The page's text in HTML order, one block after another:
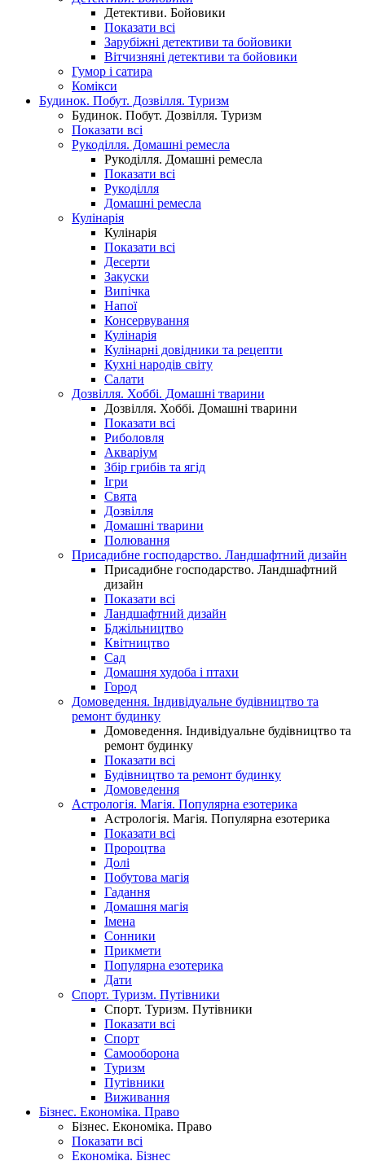
Детективи. Бойовики
Показати всі
Зарубіжні детективи та бойовики
Вітчизняні детективи та бойовики
Гумор і сатира
Комікси
Будинок. Побут. Дозвілля. Туризм
Будинок. Побут. Дозвілля. Туризм
Показати всі
Рукоділля. Домашні ремесла
Рукоділля. Домашні ремесла
Показати всі
Рукоділля
Домашні ремесла
Кулінарія
Кулінарія
Показати всі
Десерти
Закуски
Випічка
Напої
Консервування
Кулінарія
Кулінарні довідники та рецепти
Кухні народів світу
Салати
Дозвілля. Хоббі. Домашні тварини
Дозвілля. Хоббі. Домашні тварини
Показати всі
Риболовля
Акваріум
Збір грибів та ягід
Ігри
Свята
Дозвілля
Домашні тварини
Полювання
Присадибне господарство. Ландшафтний дизайн
Присадибне господарство. Ландшафтний
дизайн
Показати всі
Ландшафтний дизайн
Бджільництво
Квітництво
Сад
Домашня худоба і птахи
Город
Домоведення. Індивідуальне будівництво та
ремонт будинку
Домоведення. Індивідуальне будівництво та
ремонт будинку
Показати всі
Будівництво та ремонт будинку
Домоведення
Астрологія. Магія. Популярна езотерика
Астрологія. Магія. Популярна езотерика
Показати всі
Пророцтва
Долі
Побутова магія
Гадання
Домашня магія
Імена
Сонники
Прикмети
Популярна езотерика
Дати
Спорт. Туризм. Путівники
Спорт. Туризм. Путівники
Показати всі
Спорт
Самооборона
Туризм
Путівники
Виживання
Бізнес. Економіка. Право
Бізнес. Економіка. Право
Показати всі
Економіка. Бізнес